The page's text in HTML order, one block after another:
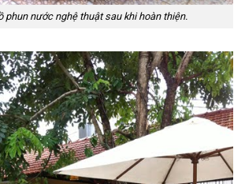
phun nước nghệ thuật sau khi hoàn thiện.